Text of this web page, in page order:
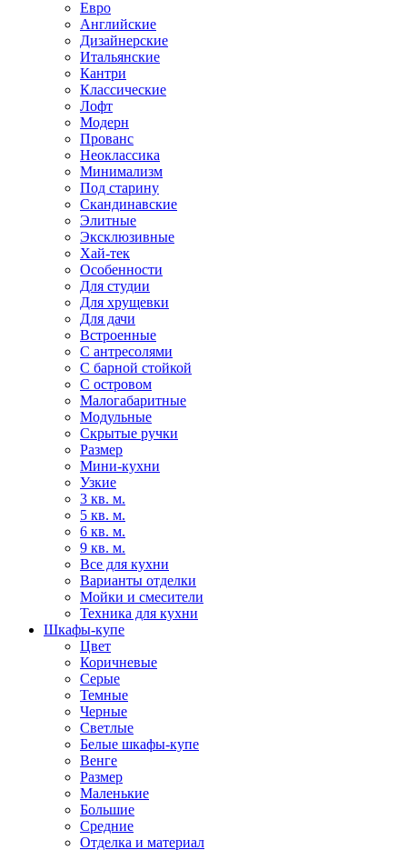
Евро
Английские
Дизайнерские
Итальянские
Кантри
Классические
Лофт
Модерн
Прованс
Неоклассика
Минимализм
Под старину
Скандинавские
Элитные
Эксклюзивные
Хай-тек
Особенности
Для студии
Для хрущевки
Для дачи
Встроенные
С антресолями
С барной стойкой
С островом
Малогабаритные
Модульные
Скрытые ручки
Размер
Мини-кухни
Узкие
3 кв. м.
5 кв. м.
6 кв. м.
9 кв. м.
Все для кухни
Варианты отделки
Мойки и смесители
Техника для кухни
Шкафы-купе
Цвет
Коричневые
Серые
Темные
Черные
Светлые
Белые шкафы-купе
Венге
Размер
Маленькие
Большие
Средние
Отделка и материал